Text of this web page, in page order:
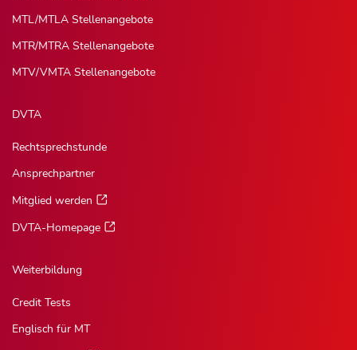
MTL/MTLA Stellenangebote
MTR/MTRA Stellenangebote
MTV/VMTA Stellenangebote
DVTA
Rechtsprechstunde
Ansprechpartner
Mitglied werden
DVTA-Homepage
Weiterbildung
Credit Tests
Englisch für MT